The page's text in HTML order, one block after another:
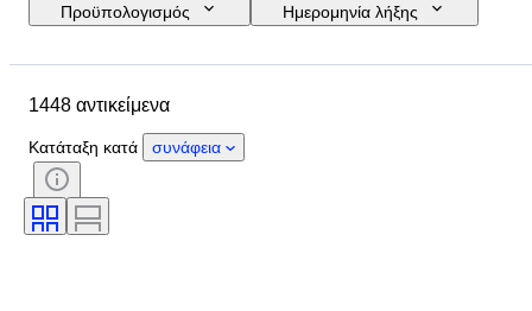
Προϋπολογισμός
Ημερομηνία λήξης
Υλικό
Θέμα
Χρώμα
Κλίμακα
Τροφοδοσία
Εποχή
1448 αντικείμενα
Κατάταξη κατά συνάφεια